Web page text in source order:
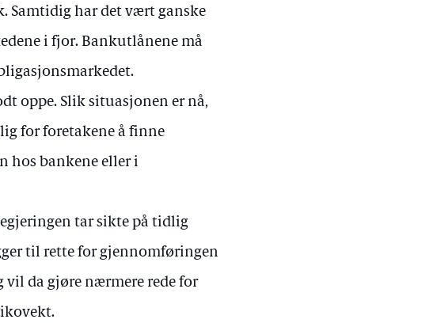
Samtidig har det vært ganske
i fjor. Bankutlånene må
oppe. Slik situasjonen er nå,
for foretakene å finne
hos bankene eller i
tar sikte på tidlig
til rette for gjennomføringen
vil da gjøre nærmere rede for